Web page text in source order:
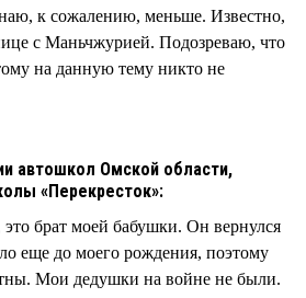
к сожалению, меньше. Известно,
с Маньчжурией. Подозреваю, что
на данную тему никто не
автошкол Омской области,
«Перекресток»:
брат моей бабушки. Он вернулся
еще до моего рождения, поэтому
Мои дедушки на войне не были.